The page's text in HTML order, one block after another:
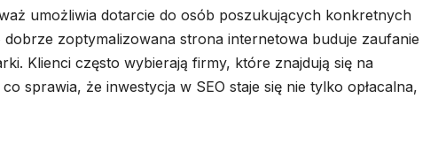
umożliwia dotarcie do osób poszukujących konkretnych
zoptymalizowana strona internetowa buduje zaufanie
Klienci często wybierają firmy, które znajdują się na
sprawia, że inwestycja w SEO staje się nie tylko opłacalna,